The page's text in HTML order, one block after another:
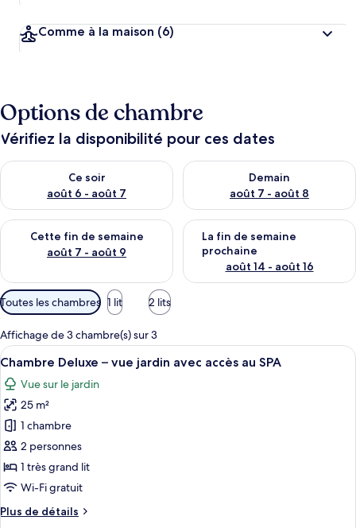
r
v
o
y
g
r
s
Comme à la maison (6)
Options de chambre
Vérifiez la disponibilité pour ces dates
Ce soir
août 6 - août 7
Vérifier la disponibilité pour ce soir août 6 - août 7
Demain
août 7 - août 8
Vérifier la disponibilité pour
Cette fin de semaine
août 7 - août 9
Vérifier la disponibilité pour cette fin de semaine août 7 -
La fin de semaine
prochaine
août 14 - août 16
Vérifier la disponibilité pour
Filtres
disponibles
pour
les
chambres
Toutes les chambres 1 lit 2 lits
Affichage de 3 chambre(s) sur 3
Afficher
toutes
les
photos
pour
ce
type
de
chambre :
Chambre
Une chambre d’hôtel avec un
9
Chambre Deluxe – vue jardin avec accès au SPA
Vue sur le jardin
25 m²
1 chambre
2 personnes
1 très grand lit
Wi-Fi gratuit
Plus de détails
Plus